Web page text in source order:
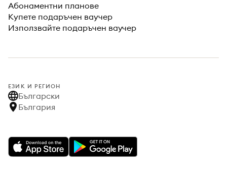
Абонаментни планове
Купете подаръчен ваучер
Използвайте подаръчен ваучер
ЕЗИК И РЕГИОН
Български
България